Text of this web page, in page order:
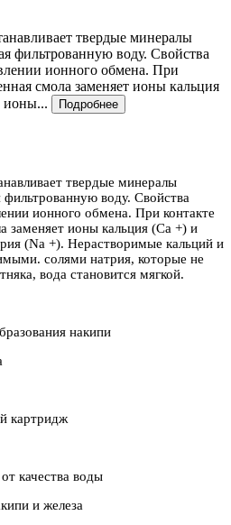
твердые минералы
фильтрованную воду. Свойства
ионного обмена. При
смола заменяет ионы кальция
ионы...
Подробнее
твердые минералы
воду. Свойства
ионного обмена. При контакте
заменяет ионы кальция (Ca +) и
(Na +). Нерастворимые кальций и
солями натрия, которые не
вода становится мягкой.
накипи
картридж
качества воды
и железа